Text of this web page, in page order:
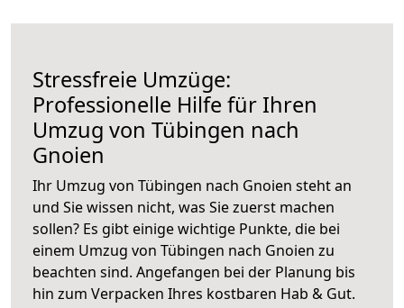
Stressfreie Umzüge:
Professionelle Hilfe für Ihren
Umzug von Tübingen nach
Gnoien
Ihr Umzug von Tübingen nach Gnoien steht an
und Sie wissen nicht, was Sie zuerst machen
sollen? Es gibt einige wichtige Punkte, die bei
einem Umzug von Tübingen nach Gnoien zu
beachten sind. Angefangen bei der Planung bis
hin zum Verpacken Ihres kostbaren Hab & Gut.